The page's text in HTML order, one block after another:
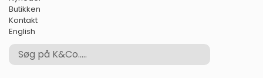
Butikken
Kontakt
English